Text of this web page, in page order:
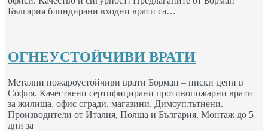
България блиндирани входни врати са…
ОГНЕУСТОЙЧИВИ ВРАТИ
Метални пожароустойчиви врати Борман – ниски цени в
София. Качествени сертифицирани противопожарни врати
за жилища, офис сгради, магазини. Димоуплътнени.
Производители от Италия, Полша и България. Монтаж до 5
дни за